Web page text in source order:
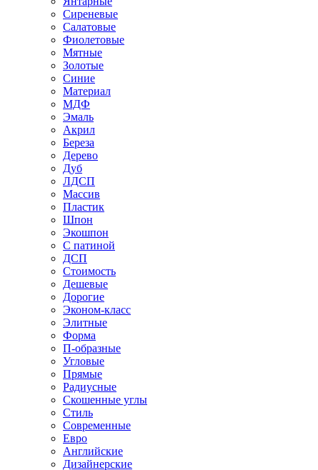
Сиреневые
Салатовые
Фиолетовые
Мятные
Золотые
Синие
Материал
МДФ
Эмаль
Акрил
Береза
Дерево
Дуб
ЛДСП
Массив
Пластик
Шпон
Экошпон
С патиной
ДСП
Стоимость
Дешевые
Дорогие
Эконом-класс
Элитные
Форма
П-образные
Угловые
Прямые
Радиусные
Скошенные углы
Стиль
Современные
Евро
Английские
Дизайнерские